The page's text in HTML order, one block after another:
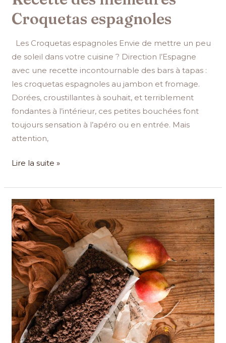
Croquetas espagnoles
Les Croquetas espagnoles Envie de mettre un peu
de soleil dans votre cuisine ? Direction l’Espagne
avec une recette incontournable des bars à tapas :
les croquetas espagnoles au jambon et fromage.
Dorées, croustillantes à souhait, et terriblement
fondantes à l’intérieur, ces petites bouchées font
toujours sensation à l’apéro ou en entrée. Mais
attention,
Lire la suite »
Recette
du
Cake
Choco-
poire